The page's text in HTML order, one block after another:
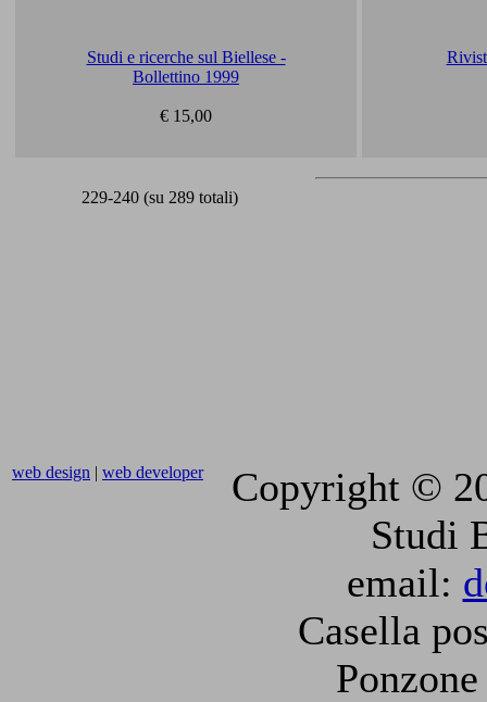
Studi e ricerche sul Biellese -
Bollettino 1999
€ 15,00
229-240 (su 289 totali)
web design | web developer
Copyright ©
Studi
email:
Casella